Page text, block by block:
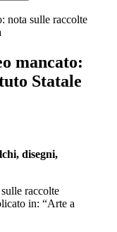
nota sulle raccolte
mancato:
Statale
disegni,
raccolte
in: “Arte a